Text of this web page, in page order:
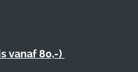
vanaf 80,-)